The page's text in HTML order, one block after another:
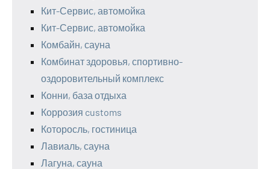
Кит-Сервис, автомойка
Кит-Сервис, автомойка
Комбайн, сауна
Комбинат здоровья, спортивно-
оздоровительный комплекс
Конни, база отдыха
Коррозия customs
Которосль, гостиница
Лавиаль, сауна
Лагуна, сауна